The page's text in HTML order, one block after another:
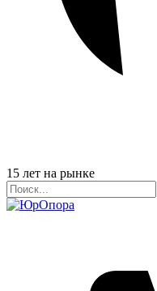
Бейдж
15 лет на рынке
Поиск